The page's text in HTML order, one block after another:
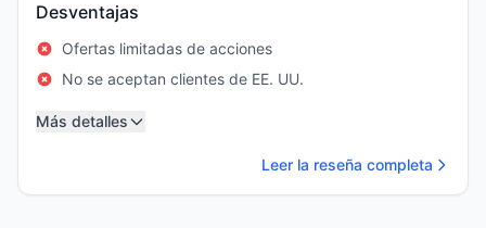
Desventajas
Ofertas limitadas de acciones
No se aceptan clientes de EE. UU.
Más detalles
Leer la reseña completa